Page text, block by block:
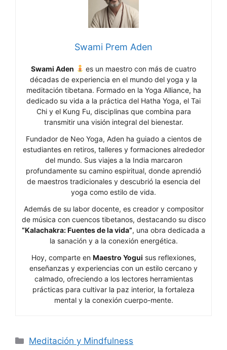
Swami Prem Aden
Swami Aden
es un maestro con más de cuatro
décadas de experiencia en el mundo del yoga y la
meditación tibetana. Formado en la Yoga Alliance, ha
dedicado su vida a la práctica del Hatha Yoga, el Tai
Chi y el Kung Fu, disciplinas que combina para
transmitir una visión integral del bienestar.
Fundador de Neo Yoga, Aden ha guiado a cientos de
estudiantes en retiros, talleres y formaciones alrededor
del mundo. Sus viajes a la India marcaron
profundamente su camino espiritual, donde aprendió
de maestros tradicionales y descubrió la esencia del
yoga como estilo de vida.
Además de su labor docente, es creador y compositor
de música con cuencos tibetanos, destacando su disco
“Kalachakra: Fuentes de la vida”, una obra dedicada a
la sanación y a la conexión energética.
Hoy, comparte en Maestro Yogui sus reflexiones,
enseñanzas y experiencias con un estilo cercano y
calmado, ofreciendo a los lectores herramientas
prácticas para cultivar la paz interior, la fortaleza
mental y la conexión cuerpo-mente.
Categorías
Meditación y Mindfulness